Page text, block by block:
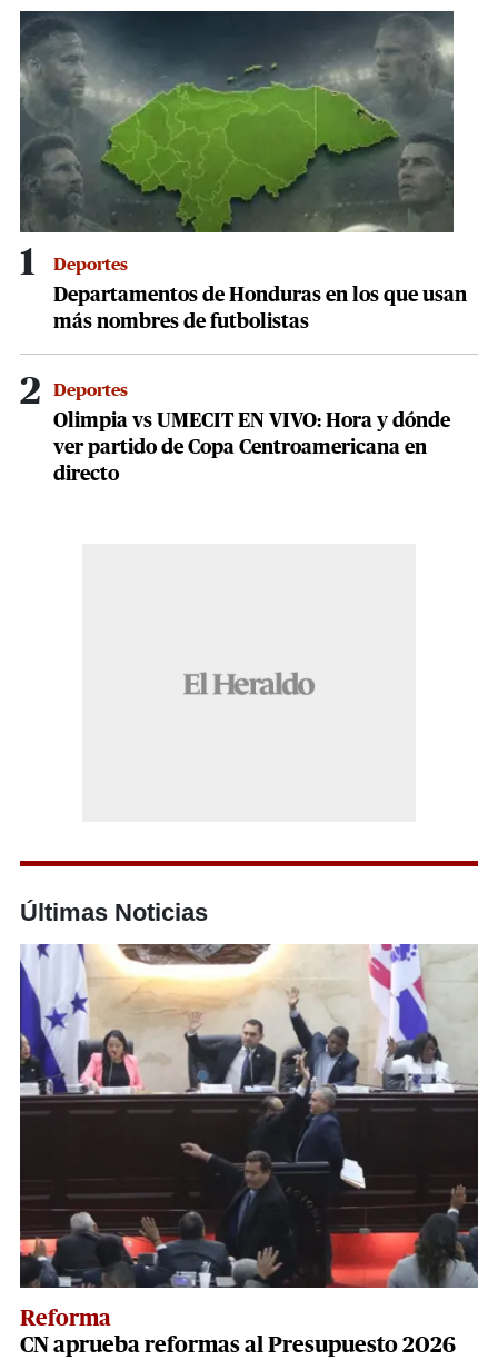
seconds
1 Deportes
Departamentos de Honduras en los que usan
más nombres de futbolistas
2 Deportes
Olimpia vs UMECIT EN VIVO: Hora y dónde
ver partido de Copa Centroamericana en
directo
Últimas Noticias
Reforma
CN aprueba reformas al Presupuesto 2026